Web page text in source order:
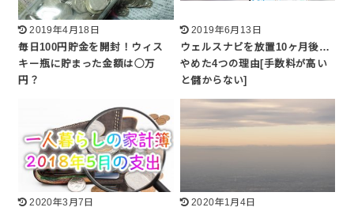
2019年4月18日
毎日100円貯金を開封！ウィス
キー瓶に貯まった金額は◯万
円？
2019年6月13日
ウェルスナビを放置10ヶ月後…
やめた4つの理由[手数料が高い
と儲からない]
2020年3月7日
2020年1月4日